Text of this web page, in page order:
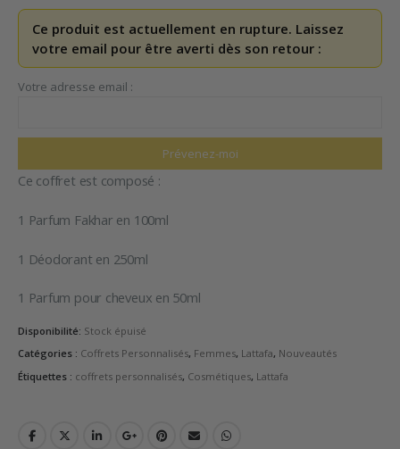
Ce produit est actuellement en rupture. Laissez
votre email pour être averti dès son retour :
Votre adresse email :
Ce coffret est composé :
1 Parfum Fakhar en 100ml
1 Déodorant en 250ml
1 Parfum pour cheveux en 50ml
Disponibilité: Stock épuisé
Catégories : Coffrets Personnalisés, Femmes, Lattafa, Nouveautés
Étiquettes : coffrets personnalisés, Cosmétiques, Lattafa